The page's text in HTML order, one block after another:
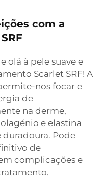
com a
olá à pele suave e
Scarlet SRF! A
nos focar e
de
na derme,
e elastina
duradoura. Pode
de
complicações e